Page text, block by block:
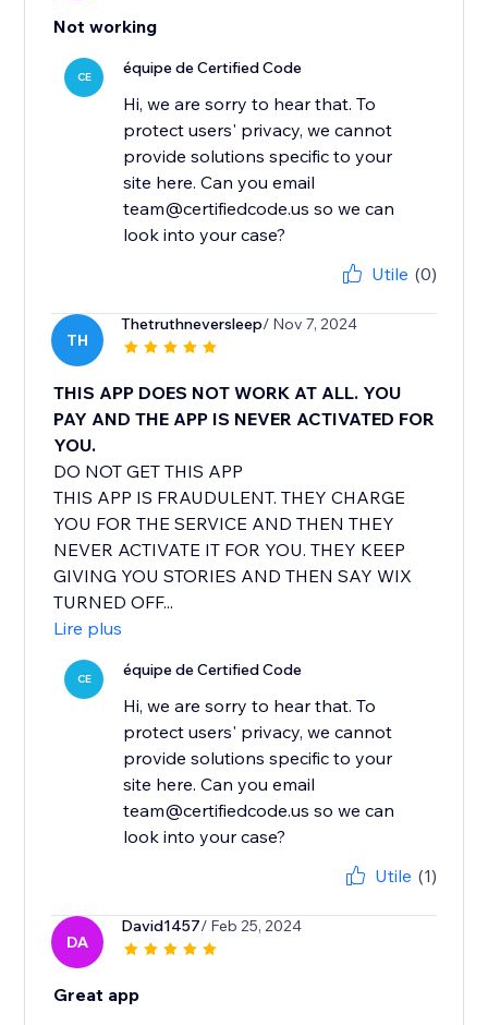
Not working
CE équipe de Certified Code
Hi, we are sorry to hear that. To
protect users' privacy, we cannot
provide solutions specific to your
site here. Can you email
team@certifiedcode.us so we can
look into your case?
Utile (0)
TH
Thetruthneversleep/ Nov 7, 2024
THIS APP DOES NOT WORK AT ALL. YOU
PAY AND THE APP IS NEVER ACTIVATED FOR
YOU.
DO NOT GET THIS APP
THIS APP IS FRAUDULENT. THEY CHARGE
YOU FOR THE SERVICE AND THEN THEY
NEVER ACTIVATE IT FOR YOU. THEY KEEP
GIVING YOU STORIES AND THEN SAY WIX
TURNED OFF...
Lire plus
CE équipe de Certified Code
Hi, we are sorry to hear that. To
protect users' privacy, we cannot
provide solutions specific to your
site here. Can you email
team@certifiedcode.us so we can
Utile (1)
DA
David1457/ Feb 25, 2024
Great app